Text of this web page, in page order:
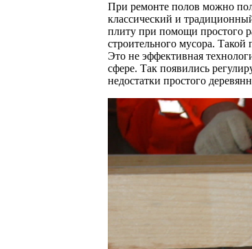
При ремонте полов можно
классический и
плиту при помощи простого
строительного мусора.
Это не эффективная
сфере. Так появились
недостатки простого